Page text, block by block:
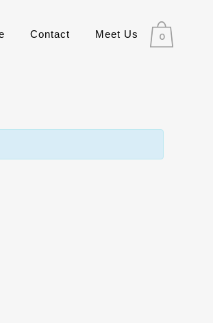
0
Contact Meet Us